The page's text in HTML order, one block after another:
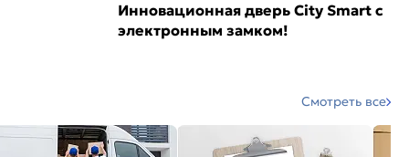
Инновационная дверь City Smart с
электронным замком!
Смотреть все